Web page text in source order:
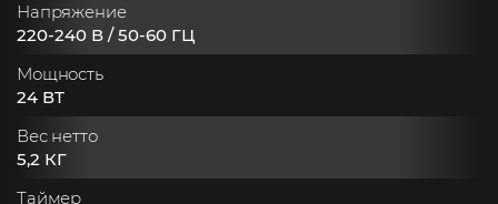
Напряжение
220-240 В / 50-60 ГЦ
Мощность
24 ВТ
Вес нетто
5,2 КГ
Таймер